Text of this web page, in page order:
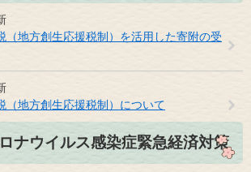
（地方創生応援税制）を活用した寄附の受
（地方創生応援税制）について
ナウイルス感染症緊急経済対策